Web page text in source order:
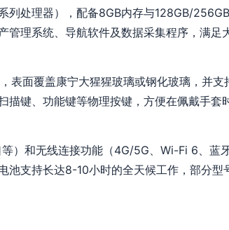
列处理器），配备8GB内存与128GB/
理系统、导航软件及数据采集程序，满足
表面覆盖康宁大猩猩玻璃或钢化玻璃，并
键、功能键等物理按键，方便在佩戴手套
）和无线连接功能（4G/5G、Wi-Fi 6、蓝
池支持长达8-10小时的全天候工作，部分